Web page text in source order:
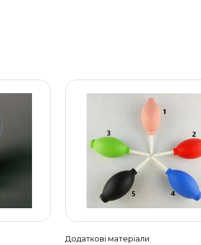
Додаткові матеріали